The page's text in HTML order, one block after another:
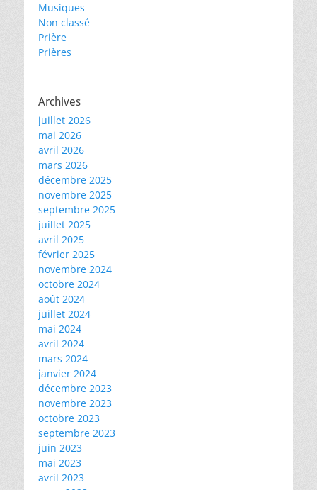
Musiques
Non classé
Prière
Prières
Archives
juillet 2026
mai 2026
avril 2026
mars 2026
décembre 2025
novembre 2025
septembre 2025
juillet 2025
avril 2025
février 2025
novembre 2024
octobre 2024
août 2024
juillet 2024
mai 2024
avril 2024
mars 2024
janvier 2024
décembre 2023
novembre 2023
octobre 2023
septembre 2023
juin 2023
mai 2023
avril 2023